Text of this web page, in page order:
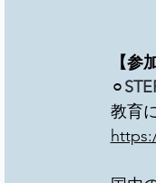
【参
⚪
教育